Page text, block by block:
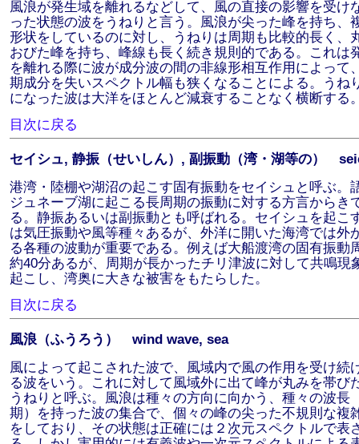
風浪が発生域を離れるなどして、風の直接の影響を受け
った状態の波をうねりと言う。風浪が尖った峰を持ち、
形状をしているのに対し、うねりは周期も比較的長く、
おびた峰を持ち、峰線も長く続き規則的である。これは
を離れる際に波が成分波の間の非線形相互作用によって
期成分を失いスペクトル幅も狭くなることによる。うね
になった波は大洋をほとんど減衰することなく横断する
目次に戻る
セイシュ, 静振（せいしん）, 副振動（湾・湖等の）
港湾・陸棚や湖沼の起こす固有振動をセイシュと呼ぶ。
ジュネーブ湖に起こる長周期の振動に対する方言からき
る。静振あるいは副振動とも呼ばれる。セイシュを起こ
は気圧振動や風等種々あるが、外洋に開いた海湾では外
る各種の波動が重要である。例えば大船渡湾の固有振動
約40分あるが、周期が長かったチリ津波に対して共鳴現
起こし、湾奥に大きな被害をもたらした。
目次に戻る
風浪（ふうろう） wind wave, sea
風によって起こされた波で、風域内で風の作用を受け続
る波をいう。これに対して風域外に出て峰が丸みを帯び
うねりと呼ぶ。風浪は種々の方向に向かう、種々の波長
期）を持った波の集合で、個々の峰の尖った不規則な複
をしており、その状態は正確には２次元スペクトルで表